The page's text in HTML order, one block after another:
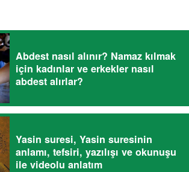
Abdest nasıl alınır? Namaz kılmak
için kadınlar ve erkekler nasıl
abdest alırlar?
Yasin suresi, Yasin suresinin
anlamı, tefsiri, yazılışı ve okunuşu
ile videolu anlatım